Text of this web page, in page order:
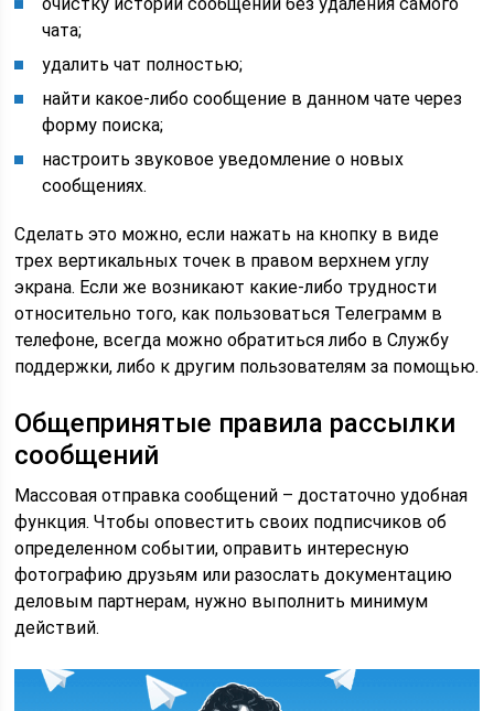
очистку истории сообщений без удаления самого
чата;
удалить чат полностью;
найти какое-либо сообщение в данном чате через
форму поиска;
настроить звуковое уведомление о новых
сообщениях.
Сделать это можно, если нажать на кнопку в виде
трех вертикальных точек в правом верхнем углу
экрана. Если же возникают какие-либо трудности
относительно того, как пользоваться Телеграмм в
телефоне, всегда можно обратиться либо в Службу
поддержки, либо к другим пользователям за помощью.
Общепринятые правила рассылки
сообщений
Массовая отправка сообщений – достаточно удобная
функция. Чтобы оповестить своих подписчиков об
определенном событии, оправить интересную
фотографию друзьям или разослать документацию
деловым партнерам, нужно выполнить минимум
действий.